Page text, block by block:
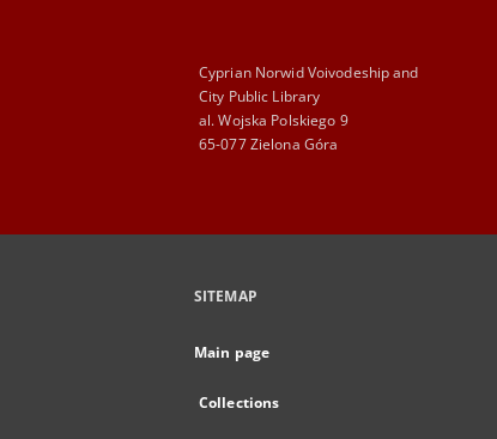
Cyprian Norwid Voivodeship and
City Public Library
al. Wojska Polskiego 9
65-077 Zielona Góra
SITEMAP
Main page
Collections